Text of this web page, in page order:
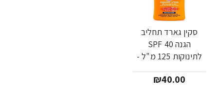
סקין גארד תחליב
הגנה SPF 40
לתינוקות 125 מ"ל -
₪40.00